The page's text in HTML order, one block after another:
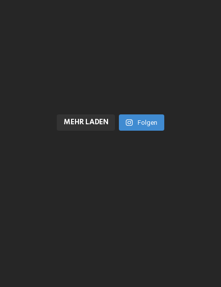
MEHR LADEN Folgen